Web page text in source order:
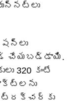
చేయబడ్డాయి.
320 కంటే